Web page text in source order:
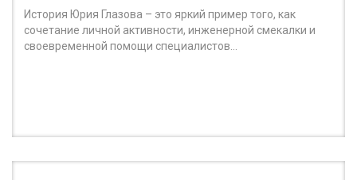
История Юрия Глазова – это яркий пример того, как
сочетание личной активности, инженерной смекалки и
своевременной помощи специалистов…